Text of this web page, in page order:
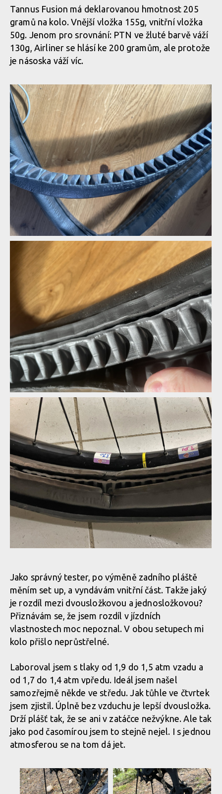
TubelessSection
TubelessSection
TubelessSection
TubelessSection
TubelessSection
TubelessSection
Tannus Fusion má deklarovanou hmotnost 205
gramů na kolo. Vnější vložka 155g, vnitřní vložka
50g. Jenom pro srovnání: PTN ve žluté barvě váží
130g, Airliner se hlásí ke 200 gramům, ale protože
je násoska váží víc.
dt IMG 15
dt IMG 15
dt IMG 15
dt IMG 15
dt IMG 15
dt IMG 15
dt IMG 15
dt IMG 15
dt IMG 15
dt IMG 15
dt IMG 15
dt IMG 15
dt IMG 15
dt IMG 15
dt IMG 15
dt IMG 15
dt IMG 15
Jako správný tester, po výměně zadního pláště
měním set up, a vyndávám vnitřní část. Takže jaký
je rozdíl mezi dvousložkovou a jednosložkovou?
Přiznávám se, že jsem rozdíl v jízdních
vlastnostech moc nepoznal. V obou setupech mi
kolo přišlo neprůstřelné.
Laboroval jsem s tlaky od 1,9 do 1,5 atm vzadu a
od 1,7 do 1,4 atm vpředu. Ideál jsem našel
samozřejmě někde ve středu. Jak tůhle ve čtvrtek
jsem zjistil. Úplně bez vzduchu je lepší dvousložka.
Drží plášť tak, že se ani v zatáčce nežvýkne. Ale tak
jako pod časomírou jsem to stejně nejel. I s jednou
atmosferou se na tom dá jet.